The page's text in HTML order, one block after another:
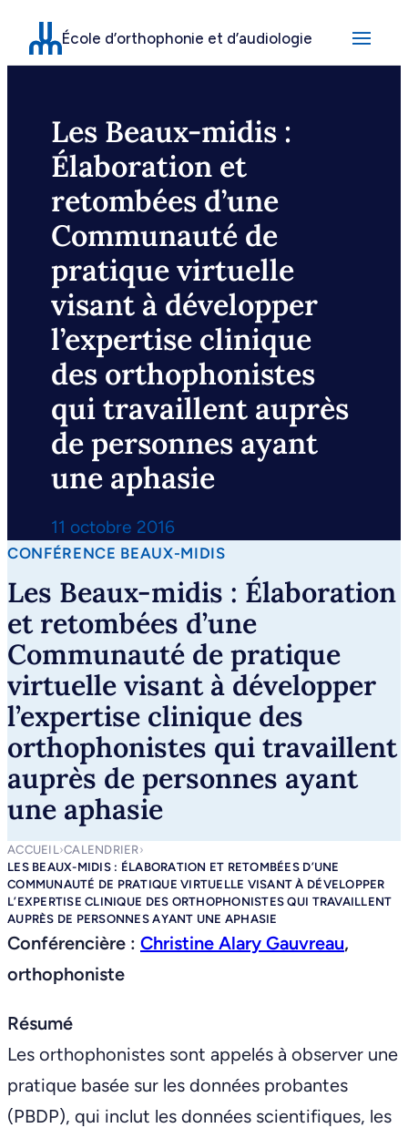
Aller
contenu
École d’orthophonie et d’audiologie
Les Beaux-midis :
Élaboration et
retombées d’une
Communauté de
pratique virtuelle
visant à développer
l’expertise clinique
des orthophonistes
qui travaillent auprès
de personnes ayant
une aphasie
11 octobre 2016
CONFÉRENCE BEAUX-MIDIS
Les Beaux-midis : Élaboration
et retombées d’une
Communauté de pratique
virtuelle visant à développer
l’expertise clinique des
orthophonistes qui travaillent
auprès de personnes ayant
une aphasie
ACCUEIL ›CALENDRIER›
LES BEAUX-MIDIS : ÉLABORATION ET RETOMBÉES D’UNE
COMMUNAUTÉ DE PRATIQUE VIRTUELLE VISANT À DÉVELOPPER
L’EXPERTISE CLINIQUE DES ORTHOPHONISTES QUI TRAVAILLENT
AUPRÈS DE PERSONNES AYANT UNE APHASIE
Conférencière : Christine Alary Gauvreau,
orthophoniste
Résumé
Les orthophonistes sont appelés à observer une
pratique basée sur les données probantes
(PBDP), qui inclut les données scientifiques, les